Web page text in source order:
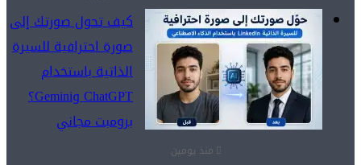
كيف تحول صورتك إلى
صورة احترافية للسيرة
الذاتية باستخدام
ChatGPT وGemini؟
برومبت مجاني
منذ يومين